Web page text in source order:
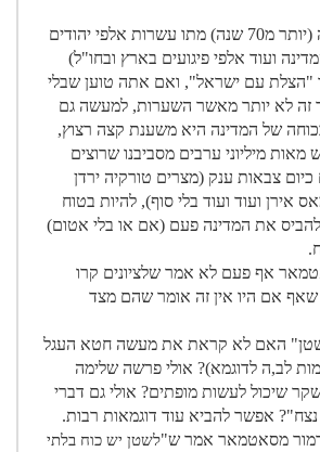
א) מקום המדינה (יותר מ70 שנה) מתו עשרות אלפי יהודים
ועוד אלפי פיגועים בארץ ובחו"ל)
"הצלת עם ישראל", ואם אתה טוען שבלי
זה לא יותר מאשר השערות, למעשה גם
של המדינה היא משענת קצה רצוץ,
מאות מיליוני ערבים מסביבנו שרוצים
כיום צבאות ענק (מצרים טורקיה ירדן
אירן ועוד ועוד בלי סוף), להיות בטוח
את המדינה פעם (אם או בלי אטום)
אף פעם לא אמר שלציונים קרו
שאף אם היו אין זה אומר שהם מצד
האם לא קראת את מעשה חטא העגל
לב,ה לדוגמא)? אולי פרשה שלימה
שיכול לעשות מופתים? אולי גם דברי
אפשר להביא עוד דוגמאות רבות.
מסאטמאר אמר ש"לשטן יש כוח בלתי